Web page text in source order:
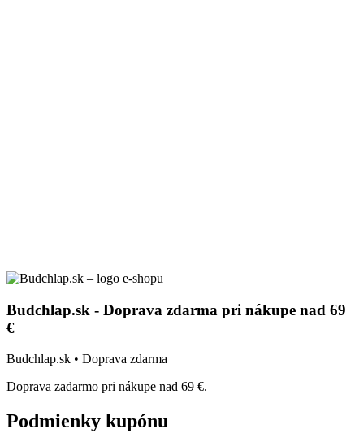
Budchlap.sk - Doprava zdarma pri nákupe nad 69
€
Budchlap.sk • Doprava zdarma
Doprava zadarmo pri nákupe nad 69 €.
Podmienky kupónu